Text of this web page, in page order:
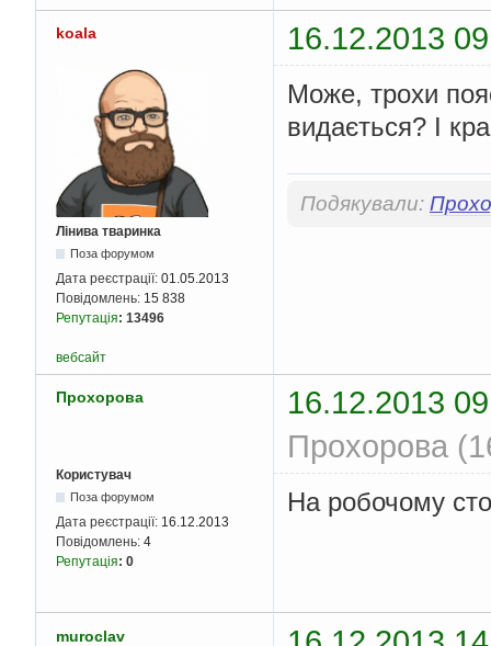
koala 16.12.2013
Лінива тваринка
Поза форумом
Дата реєстрації: 01.05.2013
Повідомлень: 15 838
Репутація: 13496
Може, трохи
видається? І
Подякували:
вебсайт
Прохорова
16.12.2013
Прохорова
Користувач
Поза форумом
Дата реєстрації: 16.12.2013
Повідомлень: 4
Репутація: 0
На робочому
muroclav